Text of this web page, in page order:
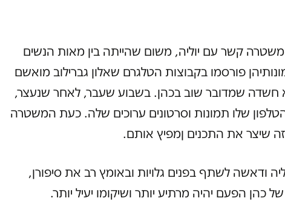
קשר עם יוליה, משום שהייתה בין מאות הנשים
פורסמו בקבוצות הטלגרם שאלון גברילוב מואשם
חשדה שמדובר שוב בכהן. בשבוע שעבר, לאחר שנעצר,
שלו תמונות וסרטונים ערוכים שלה. כעת המשטרה
שיצר את התכנים ןמפיץ אותם.
ודאשה לשתף בפנים גלויות ובאומץ רב את סיפורן,
כהן הפעם יהיה מרתיע יותר ושיקומו יעיל יותר.